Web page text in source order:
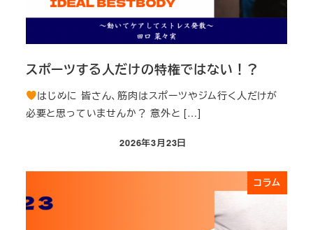
スポーツする人だけの特権ではない！？
はじめに 皆さん、筋肉はスポーツやジム行く人だけが
必要と思っていませんか？ 意外と […]
投稿日
2026年3月23日
コラム